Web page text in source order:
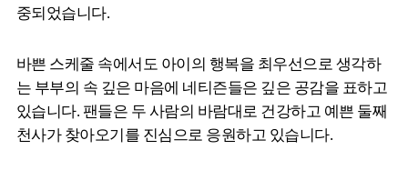
중되었습니다.
바쁜 스케줄 속에서도 아이의 행복을 최우선으로 생각하
는 부부의 속 깊은 마음에 네티즌들은 깊은 공감을 표하고
있습니다. 팬들은 두 사람의 바람대로 건강하고 예쁜 둘째
천사가 찾아오기를 진심으로 응원하고 있습니다.